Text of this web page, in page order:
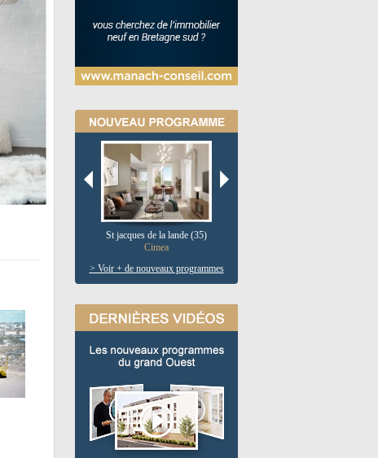
St jacques de la lande (35)
Cimea
> Voir + de nouveaux programmes